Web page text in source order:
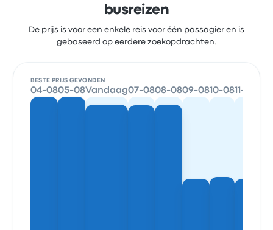
busreizen
De prijs is voor een enkele reis voor één passagier en is
gebaseerd op eerdere zoekopdrachten.
BESTE PRIJS GEVONDEN
04-0805-08Vandaag07-0808-0809-0810-0811-08